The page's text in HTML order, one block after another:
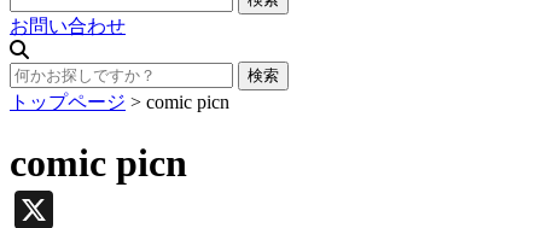
お問い合わせ
トップページ > comic picn
comic picn